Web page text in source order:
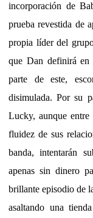
incorporación de
prueba revestida de
propia líder del
que Dan definirá en
parte de este,
disimulada. Por su
Lucky, aunque
fluidez de sus
banda, intentarán
apenas sin dinero
brillante episodio de
asaltando una